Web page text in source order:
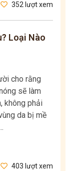
352 lượt xem
Loại Nào
cho rằng
sẽ làm
không phải
da bị mề
403 lượt xem